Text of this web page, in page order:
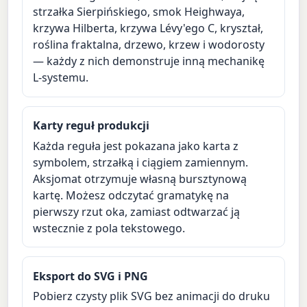
strzałka Sierpińskiego, smok Heighwaya,
krzywa Hilberta, krzywa Lévy'ego C, kryształ,
roślina fraktalna, drzewo, krzew i wodorosty
— każdy z nich demonstruje inną mechanikę
L-systemu.
Karty reguł produkcji
Każda reguła jest pokazana jako karta z
symbolem, strzałką i ciągiem zamiennym.
Aksjomat otrzymuje własną bursztynową
kartę. Możesz odczytać gramatykę na
pierwszy rzut oka, zamiast odtwarzać ją
wstecznie z pola tekstowego.
Eksport do SVG i PNG
Pobierz czysty plik SVG bez animacji do druku